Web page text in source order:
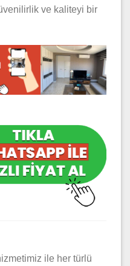
ve kaliteyi bir
ile her türlü